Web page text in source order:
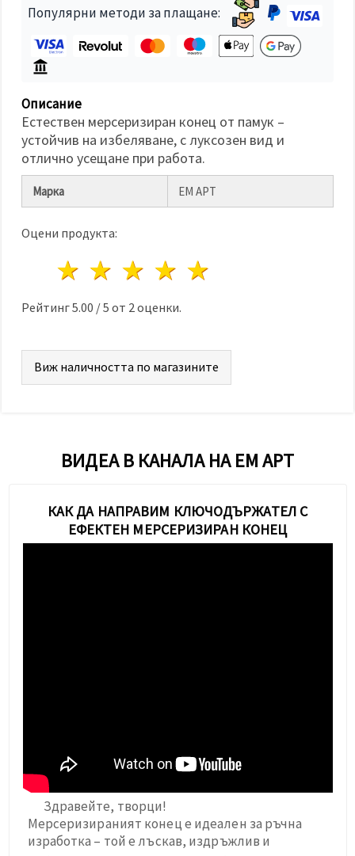
Популярни методи за плащане:
Описание
Естествен мерсеризиран конец от памук –
устойчив на избеляване, с луксозен вид и
отлично усещане при работа.
Марка ЕМ АРТ
Оцени продукта:
4 звезди
3 звезди
2 звезди
1 звезда
Рейтинг5.00 /5 от 2 оценки.
Виж наличността по магазините
ВИДЕА В КАНАЛА НА ЕМ АРТ
КАК ДА НАПРАВИМ КЛЮЧОДЪРЖАТЕЛ С
ЕФЕКТЕН МЕРСЕРИЗИРАН КОНЕЦ
Здравейте, творци!
Мерсеризираният конец е идеален за ръчна
изработка – той е лъскав, издръжлив и